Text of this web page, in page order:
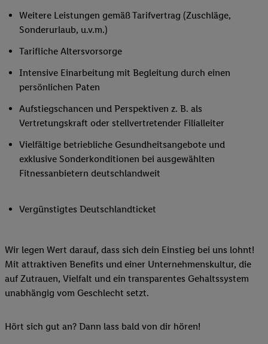
Weitere Leistungen gemäß Tarifvertrag (Zuschläge,
Sonderurlaub, u.v.m.)
Tarifliche Altersvorsorge
Intensive Einarbeitung mit Begleitung durch einen
persönlichen Paten
Aufstiegschancen und Perspektiven z. B. als
Vertretungskraft oder stellvertretender Filialleiter
Vielfältige betriebliche Gesundheitsangebote und
exklusive Sonderkonditionen bei ausgewählten
Fitnessanbietern deutschlandweit
Vergünstigtes Deutschlandticket
Wir legen Wert darauf, dass sich dein Einstieg bei uns lohnt!
Mit attraktiven Benefits und einer Unternehmenskultur, die
auf Zutrauen, Vielfalt und ein transparentes Gehaltssystem
unabhängig vom Geschlecht setzt.
Hört sich gut an? Dann lass bald von dir hören!